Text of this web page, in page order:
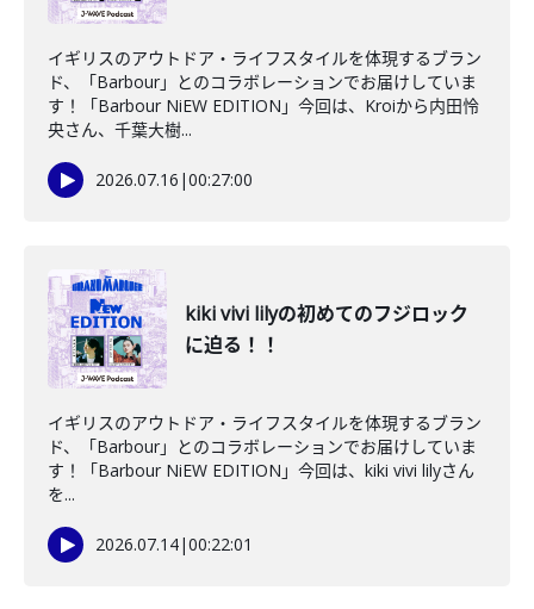
イギリスのアウトドア・ライフスタイルを体現するブラン
ド、「Barbour」とのコラボレーションでお届けしていま
す！「Barbour NiEW EDITION」今回は、Kroiから内田怜
央さん、千葉大樹...
2026.07.16 |00:27:00
kiki vivi lilyの初めてのフジロック
に迫る！！
イギリスのアウトドア・ライフスタイルを体現するブラン
ド、「Barbour」とのコラボレーションでお届けしていま
す！「Barbour NiEW EDITION」今回は、kiki vivi lilyさん
を...
2026.07.14|00:22:01